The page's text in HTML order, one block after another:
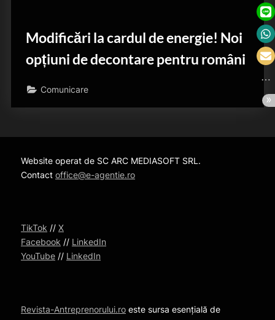
Modificări la cardul de energie! Noi
opțiuni de decontare pentru români
Comunicare
Website operat de SC ARC MEDIASOFT SRL.
Contact office@e-agentie.ro
TikTok // X
Facebook // LinkedIn
YouTube // LinkedIn
Revista-Antreprenorului.ro este sursa esențială de